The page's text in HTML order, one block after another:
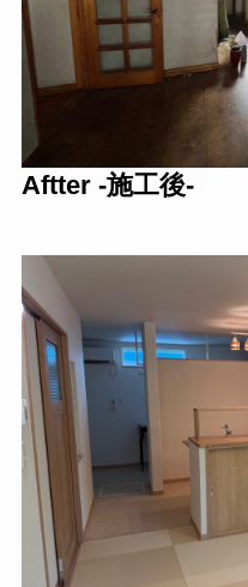
Aftter -施工後-